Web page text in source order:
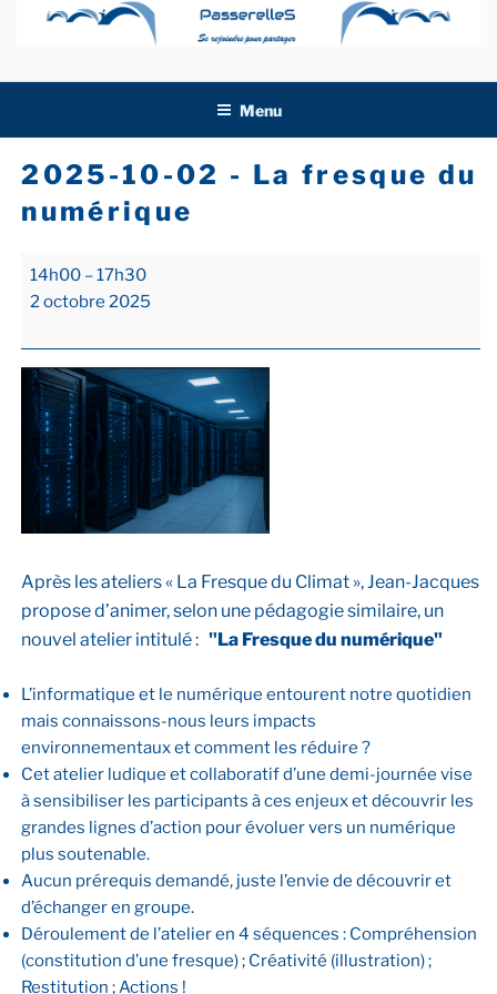
Menu
2025-10-02 - La fresque du
numérique
2025-
10-
-
La
fresque
du
numérique
14h00 –17h30
2 octobre 2025
Après les ateliers « La Fresque du Climat », Jean-Jacques
propose d’animer, selon une pédagogie similaire, un
nouvel atelier intitulé :"La Fresque du numérique"
L’informatique et le numérique entourent notre quotidien
mais connaissons-nous leurs impacts
environnementaux et comment les réduire ?
Cet atelier ludique et collaboratif d’une demi-journée vise
à sensibiliser les participants à ces enjeux et découvrir les
grandes lignes d’action pour évoluer vers un numérique
plus soutenable.
Aucun prérequis demandé, juste l’envie de découvrir et
d’échanger en groupe.
Déroulement de l’atelier en 4 séquences : Compréhension
(constitution d’une fresque) ; Créativité (illustration) ;
Restitution ; Actions !